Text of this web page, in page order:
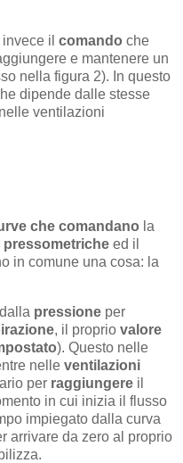
invece il comando che
e mantenere un
nella figura 2). In questo
dipende dalle stesse
ventilazioni
che comandano la
pressometriche ed il
in comune una cosa: la
pressione per
, il proprio valore
). Questo nelle
nelle ventilazioni
per raggiungere il
in cui inizia il flusso
impiegato dalla curva
arrivare da zero al proprio